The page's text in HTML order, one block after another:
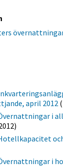
april 2012
i
i